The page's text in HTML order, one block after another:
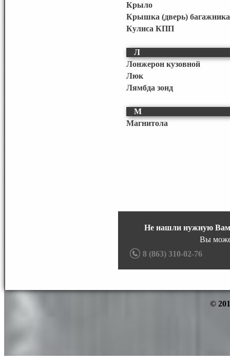
Крыло
Крышка (дверь) багажника
Кулиса КПП
Л
Лонжерон кузовной
Люк
Лямбда зонд
М
Магнитола
Не нашли нужную Вам
Вы
8 (863) 310-02-76
©